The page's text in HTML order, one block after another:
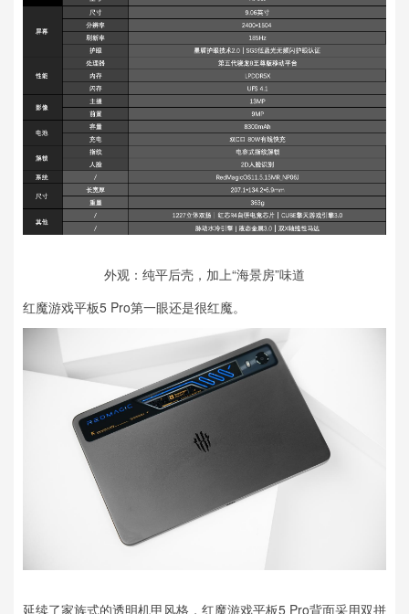
外观：纯平后壳，加上“海景房”味道
红魔游戏平板5 Pro第一眼还是很红魔。
延续了家族式的透明机甲风格，红魔游戏平板5 Pro背面采用双拼